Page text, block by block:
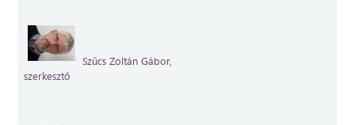
Szűcs ZoltánGábor,
szerkesztő